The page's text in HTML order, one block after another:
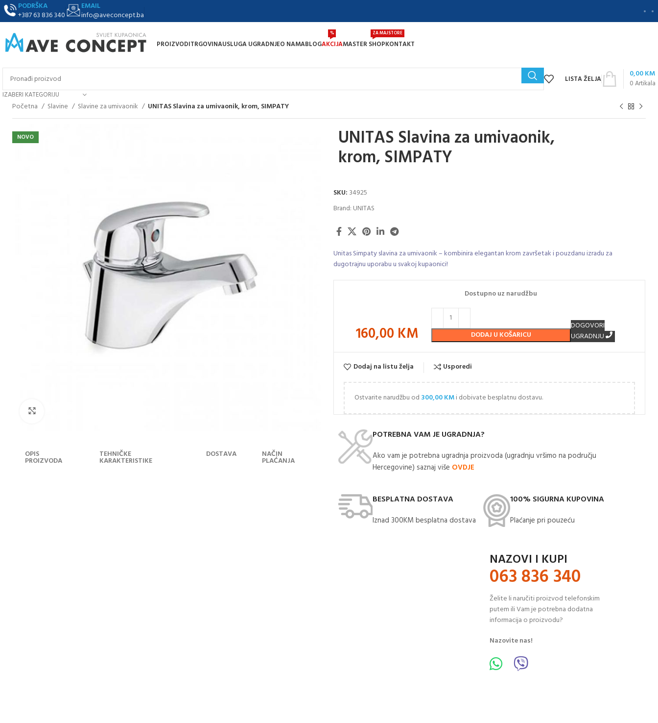
PODRŠKA
+387 63 836 340
EMAIL
info@aveconcept.ba
PROIZVODITRGOVINAUSLUGA UGRADNJEO NAMABLOGAKCIJA
%
MASTER SHOP
ZA MAJSTORE
KONTAKT
IZABERI KATEGORIJU
LISTA ŽELJA 0Artikala
0,00KM
Početna Slavine Slavine za umivaonik UNITAS Slavina za umivaonik, krom, SIMPATY
NOVO
OPIS
PROIZVODA
TEHNIČKE
KARAKTERISTIKE
DOSTAVA NAČIN
PLAĆANJA
UNITAS Slavina za umivaonik,
krom, SIMPATY
SKU: 34925
Brand: UNITAS
Unitas Simpaty slavina za umivaonik – kombinira elegantan krom završetak i pouzdanu izradu za
dugotrajnu uporabu u svakoj kupaonici!
160,00 KM
Dostupno uz narudžbu
DODAJ U KOŠARICU
DOGOVORI
UGRADNJU
Dodaj na listu želja Usporedi
Ostvarite narudžbu od 300,00KMi dobivate besplatnu dostavu.
POTREBNA VAM JE UGRADNJA?
Ako vam je potrebna ugradnja proizvoda (ugradnju vršimo na području
Hercegovine) saznaj više OVDJE
BESPLATNA DOSTAVA
Iznad 300KM besplatna dostava​
100% SIGURNA KUPOVINA
Plaćanje pri pouzeću
NAZOVI I KUPI
063 836 340
Želite li naručiti proizvod telefonskim
putem ili Vam je potrebna dodatna
informacija o proizvodu?
Nazovite nas!